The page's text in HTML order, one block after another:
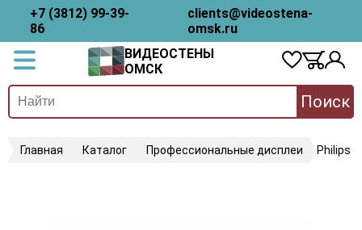
+7 (3812) 99-39-
86
clients@videostena-
omsk.ru
ВИДЕОСТЕНЫ
ОМСК
Поиск
Главная Каталог Профессиональные дисплеи Philips